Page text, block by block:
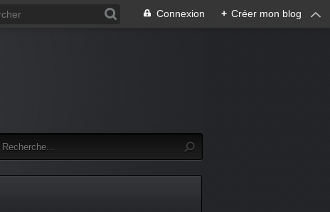
Connexion + Créer mon blog